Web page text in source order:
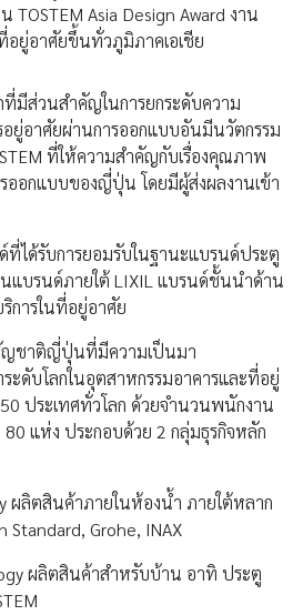
TOSTEM Asia Design Award งาน
อยู่อาศัยขึ้นทั่วภูมิภาคเอเชีย
มีส่วนสำคัญในการยกระดับความ
ยู่อาศัยผ่านการออกแบบอันมีนวัตกรรม
ที่ให้ความสำคัญกับเรื่องคุณภาพ
ออกแบบของญี่ปุ่น โดยมีผู้ส่งผลงานเข้า
ที่ได้รับการยอมรับในฐานะแบรนด์ประตู
แบรนด์ภายใต้ LIXIL แบรนด์ชั้นนำด้าน
การในที่อยู่อาศัย
ชาติญี่ปุ่นที่มีความเป็นมา
ะดับโลกในอุตสาหกรรมอาคารและที่อยู่
ประเทศทั่วโลก ด้วยจำนวนพนักงาน
80 แห่ง ประกอบด้วย 2 กลุ่มธุรกิจหลัก
ผลิตสินค้าภายในห้องน้ำ ภายใต้หลาก
Grohe, INAX
ผลิตสินค้าสำหรับบ้าน อาทิ ประตู